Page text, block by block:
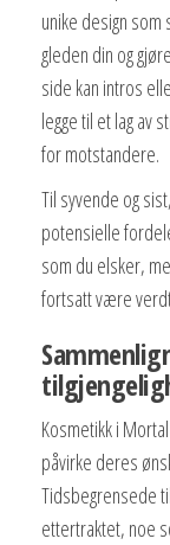
unike design som
gleden din og
side kan intros
legge til et lag av
for motstandere.
Til syvende og
potensielle
som du elsker,
fortsatt være
Kosmetikk i
påvirke deres
Tidsbegrensede
ettertraktet, noe